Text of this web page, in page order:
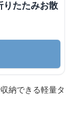
りたたみお散
納できる軽量タ